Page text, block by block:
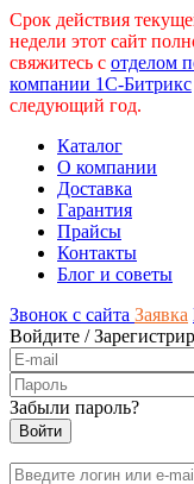
Срок действия
недели этот сайт
свяжитесь с отделом
компании 1С-Битрикс
следующий год.
Каталог
О компании
Доставка
Гарантия
Прайсы
Контакты
Блог и советы
Звонок с сайта Заявка
Войдите /
Забыли пароль?